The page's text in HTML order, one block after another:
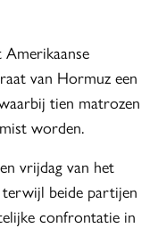
Amerikaanse
van Hormuz een
tien matrozen
worden.
vrijdag van het
terwijl beide partijen
confrontatie in